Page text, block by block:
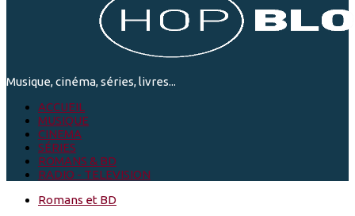
Musique, cinéma, séries, livres...
ACCUEIL
MUSIQUE
CINEMA
SÉRIES
ROMANS & BD
RADIO - TELEVISION
Romans et BD